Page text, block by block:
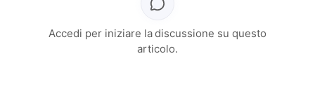
Accedi per iniziare la discussione su questo
articolo.